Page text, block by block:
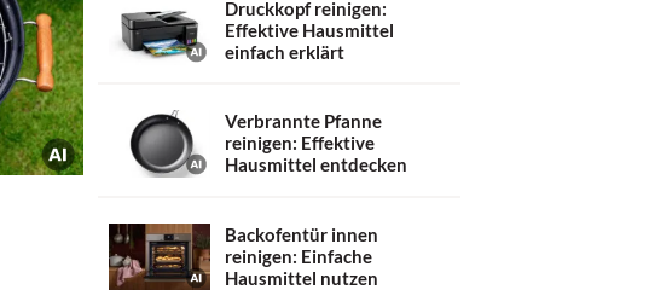
Druckkopf reinigen:
Effektive Hausmittel
einfach erklärt
Verbrannte Pfanne
reinigen: Effektive
Hausmittel entdecken
Backofentür innen
reinigen: Einfache
Hausmittel nutzen